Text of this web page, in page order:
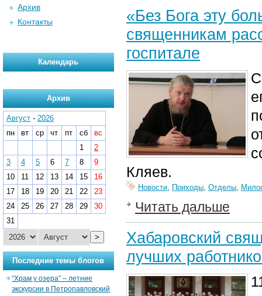
«Без Бога эту
священникам
госпитале
Кляев.
Новости, Приходы, Отделы,
Читать дальше
Хабаровский
лучших
Архив
Контакты
Календарь
Архив
Август - 2026
пн
вт ср чт пт сб
вс
1
2
3
4 5 6 7 8
9
10
11 12 13 14 15
16
17
18 19 20 21 22
23
24
25 26 27 28 29
30
31
>
Последние темы блогов
“Храм у озера” – летние
экскурсии в Петропавловский